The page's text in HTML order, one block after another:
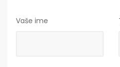
Vaše ime